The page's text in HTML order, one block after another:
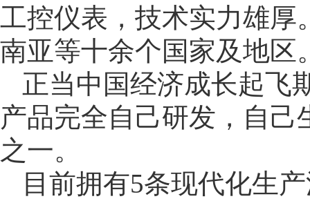
工控仪表，技术实力雄厚
南亚等十余个国家及地区
正当中国经济成长起飞
产品完全自己研发，自
之一。
目前拥有5条现代化生